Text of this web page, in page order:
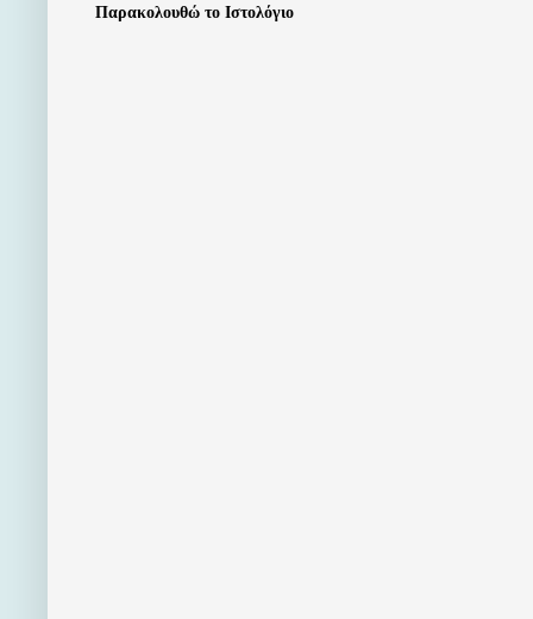
Παρακολουθώ το Ιστολόγιο